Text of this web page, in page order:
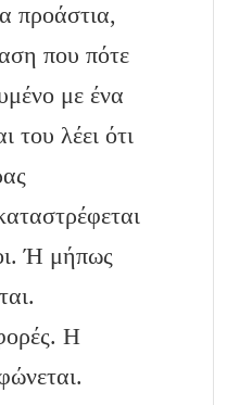
προάστια,
που πότε
με ένα
του λέει ότι
Ή μήπως
Η